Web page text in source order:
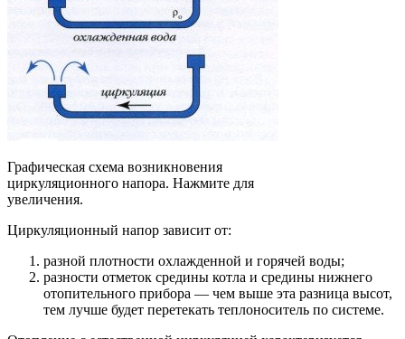
Графическая схема возникновения
циркуляционного напора. Нажмите для
увеличения.
Циркуляционный напор зависит от:
разной плотности охлажденной и горячей воды;
разности отметок средины котла и средины нижнего
отопительного прибора — чем выше эта разница высот,
тем лучше будет перетекать теплоноситель по системе.